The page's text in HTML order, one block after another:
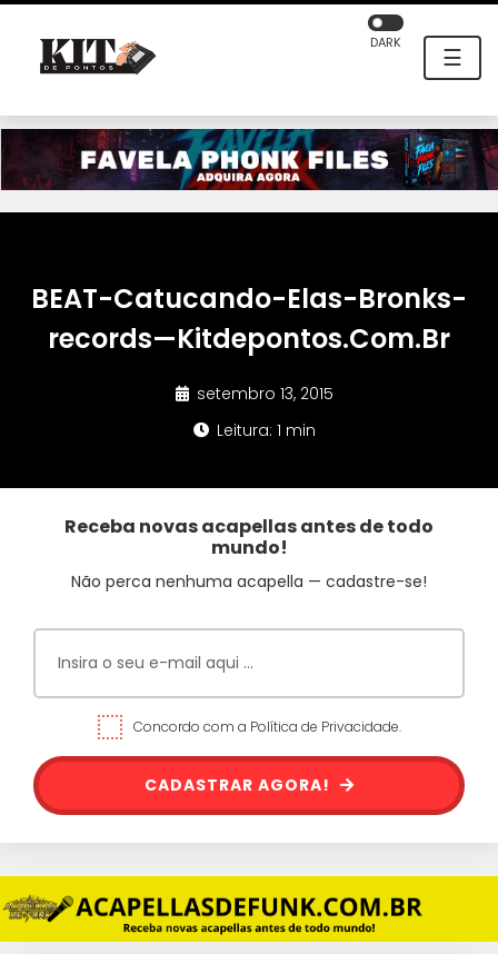
☰
DARK
BEAT-Catucando-Elas-Bronks-
records—Kitdepontos.Com.Br
setembro 13, 2015
Leitura: 1 min
Receba novas acapellas antes de todo
mundo!
Não perca nenhuma acapella — cadastre-se!
Concordo com a Política de Privacidade.
CADASTRAR AGORA!